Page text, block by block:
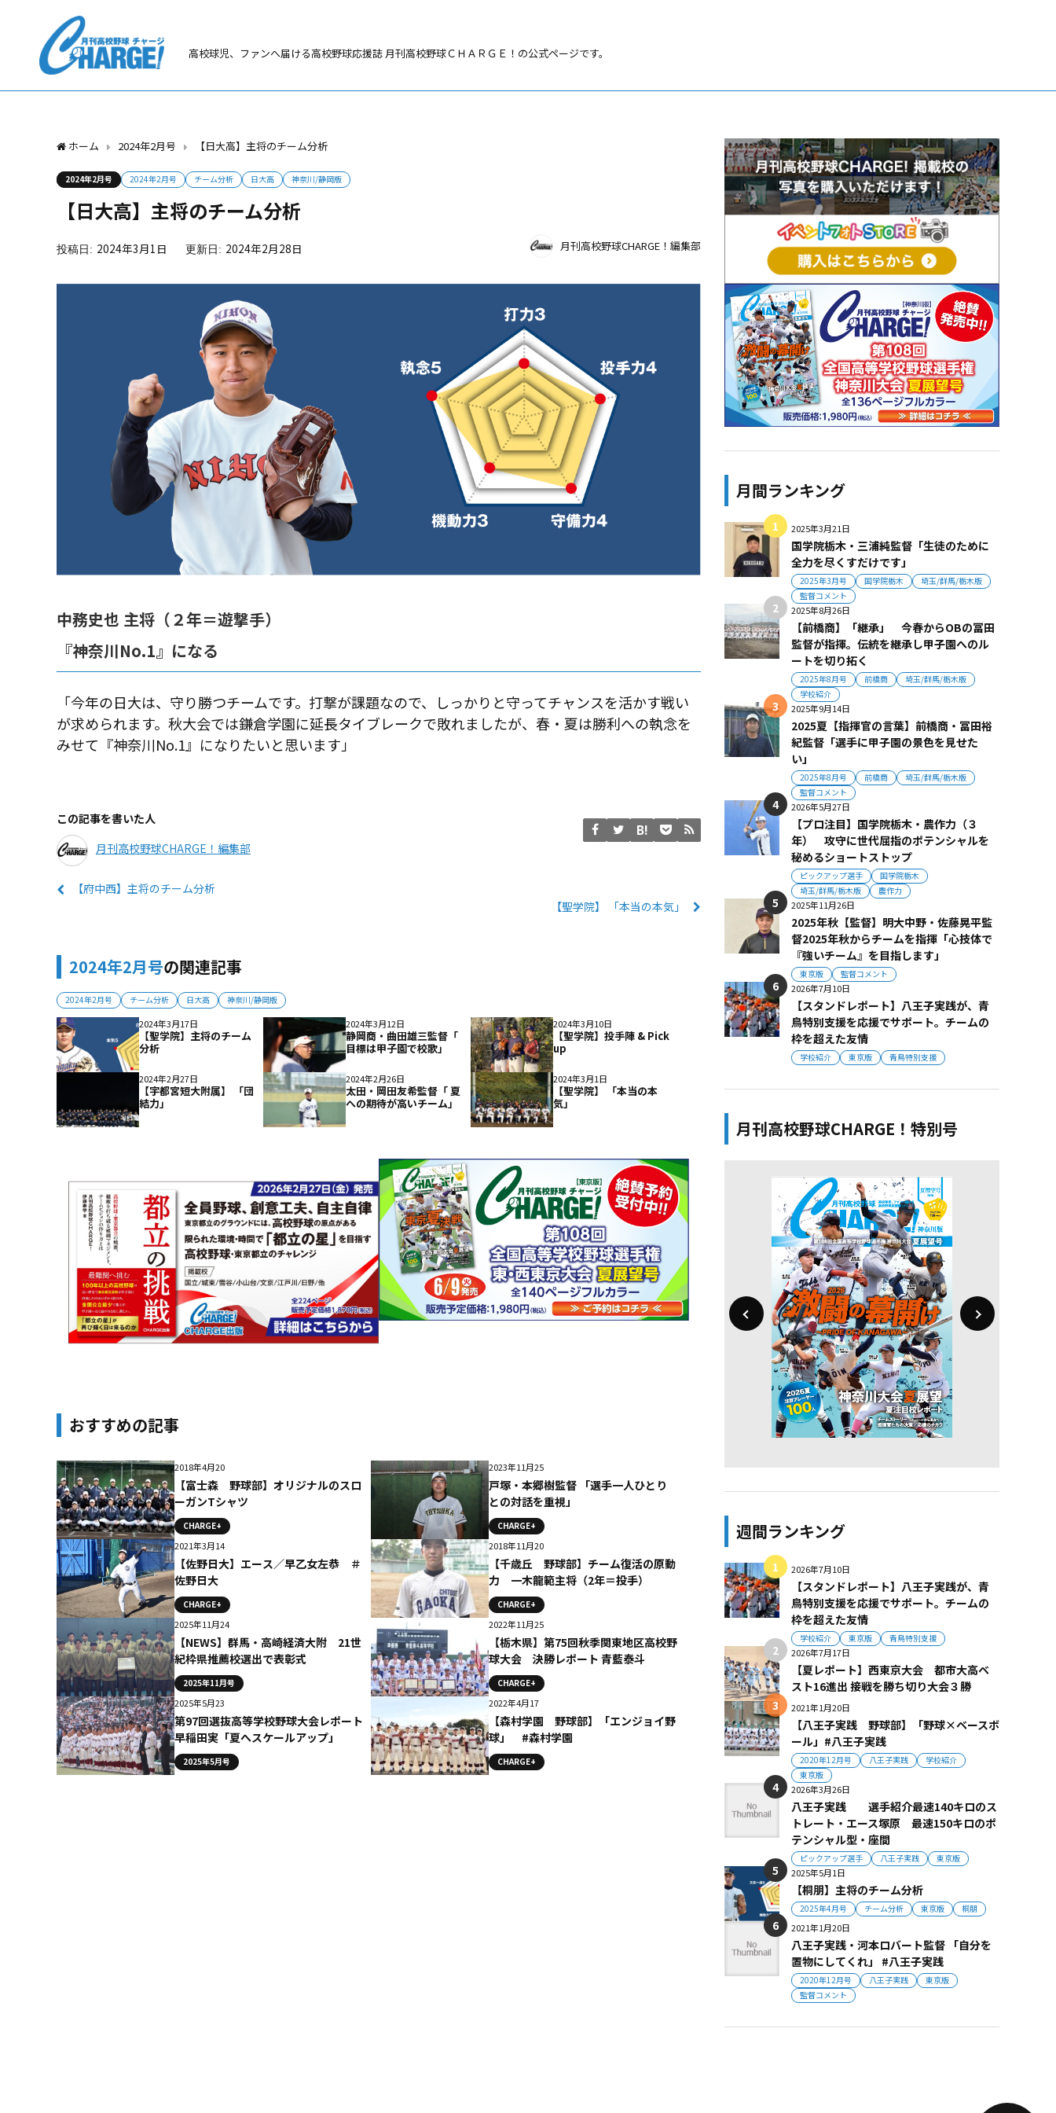
高校球児、ファンへ届ける高校野球応援誌 月刊高校野球ＣＨＡＲＧＥ！の公式ページです。
ホーム 2024年2月号 【日大高】主将のチーム分析
2024年2月号 2024年2月号 チーム分析 日大高 神奈川/静岡版
【日大高】主将のチーム分析
2024年3月1日 2024年2月28日 月刊高校野球CHARGE！編集部
中務史也 主将（２年＝遊撃手）
『神奈川No.1』になる
「今年の日大は、守り勝つチームです。打撃が課題なので、しっかりと守ってチャンスを活かす戦い
が求められます。秋大会では鎌倉学園に延長タイブレークで敗れましたが、春・夏は勝利への執念を
みせて『神奈川No.1』になりたいと思います」
この記事を書いた人
月刊高校野球CHARGE！編集部
【府中西】主将のチーム分析
【聖学院】 「本当の本気」
2024年2月号の関連記事
2024年2月号 チーム分析 日大高 神奈川/静岡版
2024年3月17日
【聖学院】主将のチーム
分析
2024年3月12日
静岡商・曲田雄三監督「
目標は甲子園で校歌」
2024年3月10日
【聖学院】投手陣 & Pick
up
2024年2月27日
【宇都宮短大附属】 「団
結力」
2024年2月26日
太田・岡田友希監督「 夏
への期待が高いチーム」
2024年3月1日
【聖学院】 「本当の本
気」
おすすめの記事
2018年4月20
【富士森 野球部】オリジナルのスロ
ーガンTシャツ
CHARGE+
2023年11月25
戸塚・本郷樹監督 「選手一人ひとり
との対話を重視」
CHARGE+
2021年3月14
【佐野日大】エース／早乙女左恭 ＃
佐野日大
CHARGE+
2018年11月20
【千歳丘 野球部】チーム復活の原動
力 一木龍範主将（2年＝投手）
CHARGE+
2025年11月24
【NEWS】群馬・高崎経済大附 21世
紀枠県推薦校選出で表彰式
2025年11月号
2022年11月25
【栃木県】第75回秋季関東地区高校野
球大会 決勝レポート 青藍泰斗
CHARGE+
2025年5月23
第97回選抜高等学校野球大会レポート
早稲田実「夏へスケールアップ」
2025年5月号
2022年4月17
【森村学園 野球部】「エンジョイ野
球」 #森村学園
CHARGE+
月間ランキング
2025年3月21日
国学院栃木・三浦純監督「生徒のために
全力を尽くすだけです」
2025年3月号 国学院栃木
埼玉/群馬/栃木版
監督コメント
2025年8月26日
【前橋商】「継承」 今春からOBの冨田
監督が指揮。伝統を継承し甲子園へのル
ートを切り拓く
2025年8月号 前橋商
埼玉/群馬/栃木版
学校紹介
2025年9月14日
2025夏【指揮官の言葉】前橋商・冨田裕
紀監督「選手に甲子園の景色を見せた
い」
2025年8月号 前橋商
埼玉/群馬/栃木版
監督コメント
2026年5月27日
【プロ注目】国学院栃木・農作力（３
年） 攻守に世代屈指のポテンシャルを
秘めるショートストップ
ピックアップ選手
国学院栃木
埼玉/群馬/栃木版
農作力
2025年11月26日
2025年秋【監督】明大中野・佐藤晃平監
督2025年秋からチームを指揮「心技体で
『強いチーム』を目指します」
東京版 監督コメント
2026年7月10日
【スタンドレポート】八王子実践が、青
鳥特別支援を応援でサポート。チームの
枠を超えた友情
学校紹介 東京版 青鳥特別支援
月刊高校野球CHARGE！特別号
週間ランキング
2026年7月10日
【スタンドレポート】八王子実践が、青
鳥特別支援を応援でサポート。チームの
枠を超えた友情
学校紹介 東京版 青鳥特別支援
2026年7月17日
【夏レポート】西東京大会 都市大高ベ
スト16進出 接戦を勝ち切り大会３勝
2021年1月20日
【八王子実践 野球部】「野球×ベースボ
ール」#八王子実践
2020年12月号 八王子実践
学校紹介
東京版
2026年3月26日
八王子実践 選手紹介最速140キロのス
トレート・エース塚原 最速150キロのポ
テンシャル型・座間
ピックアップ選手 八王子実践 東京版
2025年5月1日
【桐朋】主将のチーム分析
2025年4月号 チーム分析 東京版 桐朋
2021年1月20日
八王子実践・河本ロバート監督 「自分を
置物にしてくれ」 #八王子実践
2020年12月号 八王子実践
東京版
監督コメント